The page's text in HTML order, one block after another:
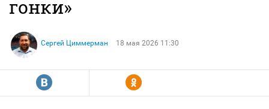
гонки»
Сергей Циммерман 18 мая 2026 11:30
R Y